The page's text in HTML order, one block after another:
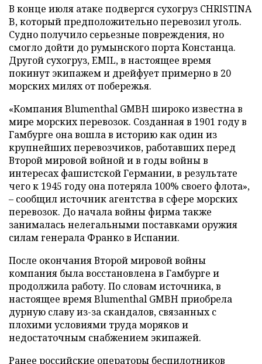
В конце июля атаке подвергся сухогруз CHRISTINA
B, который предположительно перевозил уголь.
Судно получило серьезные повреждения, но
смогло дойти до румынского порта Констанца.
Другой сухогруз, EMIL, в настоящее время
покинут экипажем и дрейфует примерно в 20
морских милях от побережья.
«Компания Blumenthal GMBH широко известна в
мире морских перевозок. Созданная в 1901 году в
Гамбурге она вошла в историю как один из
крупнейших перевозчиков, работавших перед
Второй мировой войной и в годы войны в
интересах фашистской Германии, в результате
чего к 1945 году она потеряла 100% своего флота»,
– сообщил источник агентства в сфере морских
перевозок. До начала войны фирма также
занималась нелегальными поставками оружия
силам генерала Франко в Испании.
После окончания Второй мировой войны
компания была восстановлена в Гамбурге и
продолжила работу. По словам источника, в
настоящее время Blumenthal GMBH приобрела
дурную славу из-за скандалов, связанных с
плохими условиями труда моряков и
недостаточным снабжением экипажей.
Ранее российские операторы беспилотников